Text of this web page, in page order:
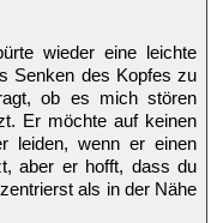
wieder eine leichte
Senken des Kopfes zu
ob es mich stören
Er möchte auf keinen
leiden, wenn er einen
aber er hofft, dass du
als in der Nähe